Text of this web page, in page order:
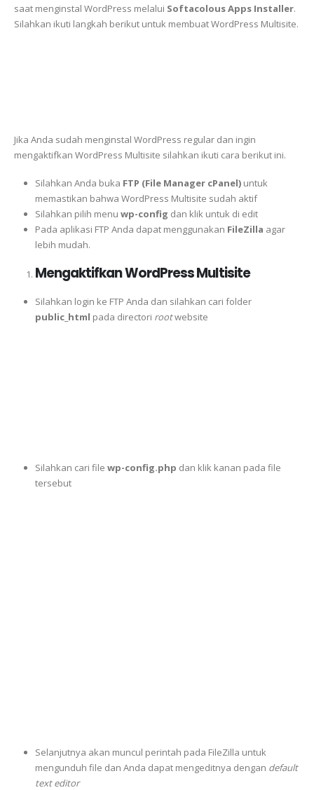
saat menginstal WordPress melalui Softacolous Apps Installer.
Silahkan ikuti langkah berikut untuk membuat WordPress Multisite.
Jika Anda sudah menginstal WordPress regular dan ingin
mengaktifkan WordPress Multisite silahkan ikuti cara berikut ini.
Silahkan Anda buka FTP (File Manager cPanel)untuk
memastikan bahwa WordPress Multisite sudah aktif
Silahkan pilih menu wp-config dan klik untuk di edit
Pada aplikasi FTP Anda dapat menggunakan FileZilla agar
lebih mudah.
Mengaktifkan WordPress Multisite
Silahkan login ke FTP Anda dan silahkan cari folder
public_html pada directori rootwebsite
Silahkan cari file wp-config.php dan klik kanan pada file
tersebut
Selanjutnya akan muncul perintah pada FileZilla untuk
mengunduh file dan Anda dapat mengeditnya dengan default
text editor